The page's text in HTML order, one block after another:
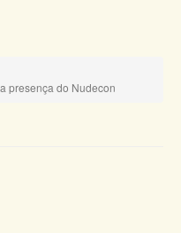
presença do Nudecon